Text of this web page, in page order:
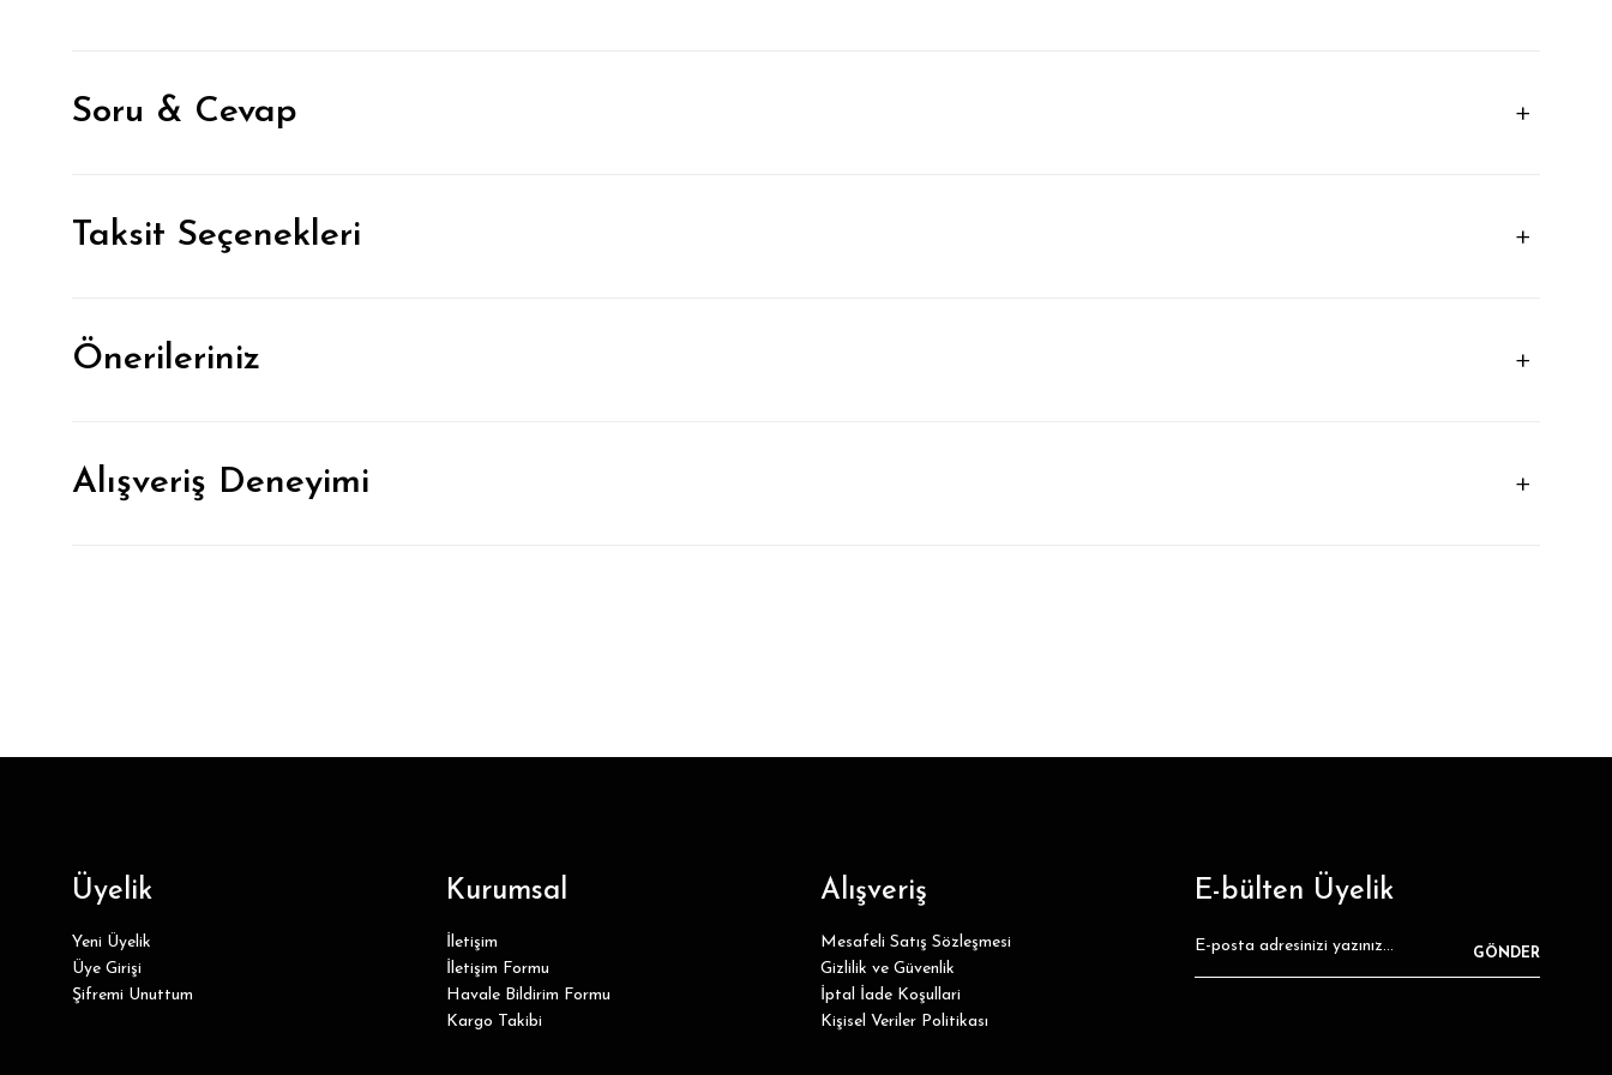
Soru & Cevap
Taksit Seçenekleri
Önerileriniz
Alışveriş Deneyimi
Üyelik
Yeni Üyelik
Üye Girişi
Şifremi Unuttum
Kurumsal
İletişim
İletişim Formu
Havale Bildirim Formu
Kargo Takibi
Alışveriş
Mesafeli Satış Sözleşmesi
Gizlilik ve Güvenlik
İptal İade Koşullari
Kişisel Veriler Politikası
E-bülten Üyelik
GÖNDER